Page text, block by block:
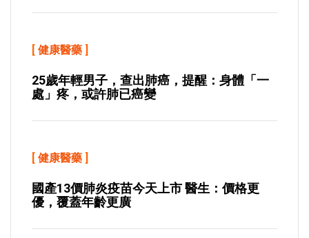
[ 健康醫藥 ]
25歲年輕男子，查出肺癌，提醒：身體「一
處」疼，或許肺已癌變
[ 健康醫藥 ]
國產13價肺炎疫苗今天上市 醫生：價格更
優，覆蓋年齡更廣